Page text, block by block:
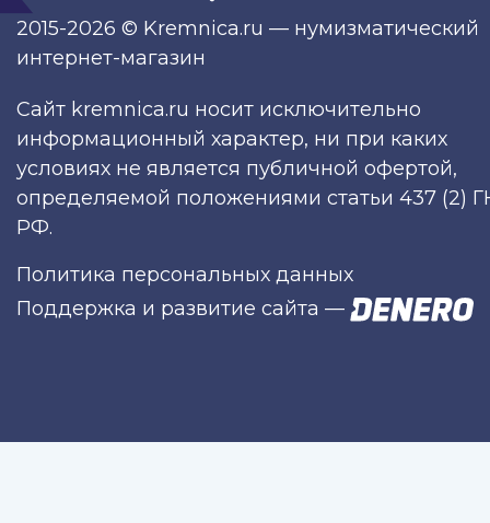
2015-2026 © Kremnica.ru — нумизматический
интернет-магазин
Сайт kremnica.ru носит исключительно
информационный характер, ни при каких
условиях не является публичной офертой,
определяемой положениями статьи 437 (2)
РФ.
Политика персональных данных
Поддержка и развитие сайта —